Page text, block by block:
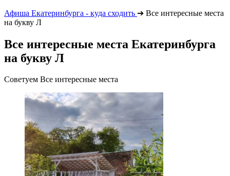
Афиша Екатеринбурга - куда сходить ➔ Все интересные места
на букву Л
Все интересные места Екатеринбурга
на букву Л
Советуем Все интересные места